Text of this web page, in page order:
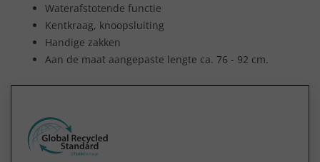
Waterafstotende functie
Kentkraag, knoopsluiting
Handige zakken
Aan de maat aangepaste lengte ca. 76 - 92 cm.